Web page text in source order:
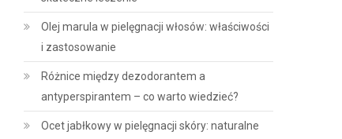
Olej marula w pielęgnacji włosów: właściwości
i zastosowanie
Różnice między dezodorantem a
antyperspirantem – co warto wiedzieć?
Ocet jabłkowy w pielęgnacji skóry: naturalne